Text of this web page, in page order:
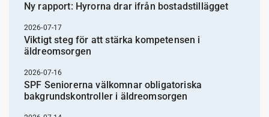
Ny rapport: Hyrorna drar ifrån bostadstillägget
2026-07-17
Viktigt steg för att stärka kompetensen i
äldreomsorgen
2026-07-16
SPF Seniorerna välkomnar obligatoriska
bakgrundskontroller i äldreomsorgen